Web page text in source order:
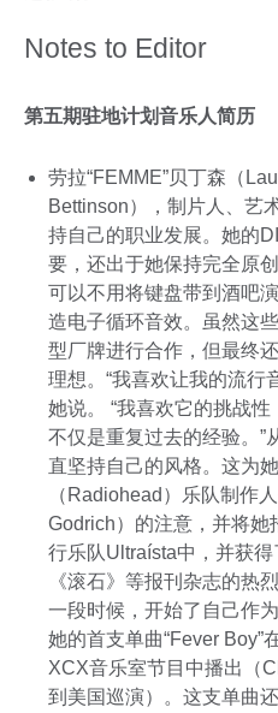
Notes to Editor
第五期驻地计划音乐人简历
劳拉“FEMME”贝丁森（
Bettinson），制片人、艺
持自己的职业发展。她的
要，还出于她保持完全原
可以不用将键盘带到酒吧
造电子循环音效。虽然这
型厂牌进行合作，但最终
理想。“我喜欢让我的流行
她说。 “我喜欢它的挑战
不仅是重复过去的经验。”
直坚持自己的风格。这为
（Radiohead）乐队制作
Godrich）的注意，并将她
行乐队Ultraísta中，并获
《滚石》等报刊杂志的热
一段时候，开始了自己作为
她的首支单曲“Fever Boy”
XCX音乐室节目中播出（
到美国巡演）。这支单曲